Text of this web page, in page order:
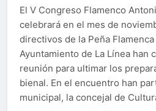
El V Congreso Flamenco
celebrará en el mes de
directivos de la Peña
Ayuntamiento de La Línea han
reunión para ultimar los
bienal. En el encuentro han
municipal, la concejal de